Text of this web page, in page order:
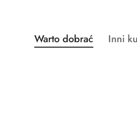
Pomiń karuzelę produktów
Produkty
o
Warto dobrać Inni